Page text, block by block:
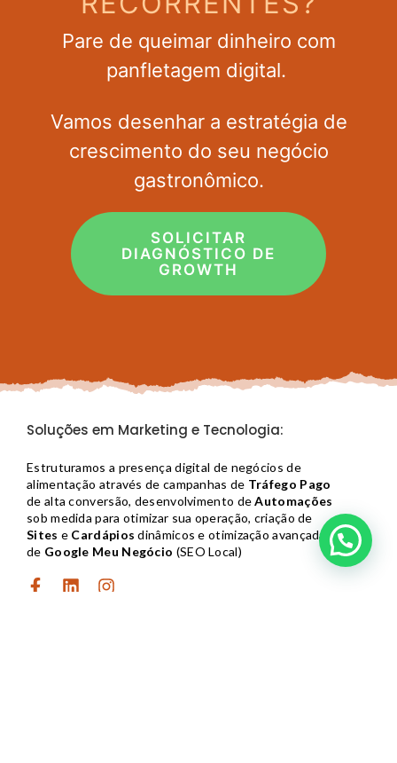
Pare de queimar dinheiro com
panfletagem digital.
Vamos desenhar a estratégia de
crescimento do seu negócio
gastronômico.
SOLICITAR
DIAGNÓSTICO DE
GROWTH
Soluções em Marketing e Tecnologia:
Estruturamos a presença digital de negócios de
alimentação através de campanhas de Tráfego Pago
de alta conversão, desenvolvimento deAutomações
sob medida para otimizar sua operação, criação de
Sites e Cardápios dinâmicos e otimização avançada
de Google Meu Negócio (SEO Local)
Vamos conversar sobre o seu projeto